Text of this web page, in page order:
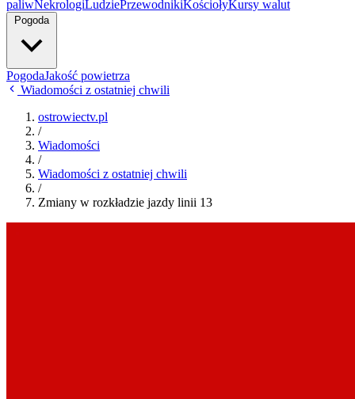
paliwNekrologiLudziePrzewodnikiKościołyKursy walut
Pogoda
PogodaJakość powietrza
Wiadomości z ostatniej chwili
ostrowiectv.pl
/
Wiadomości
/
Wiadomości z ostatniej chwili
/
Zmiany w rozkładzie jazdy linii 13